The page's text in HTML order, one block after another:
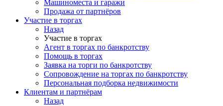
Машиноместа и гаражи
Продажа от партнёров
Участие в торгах
Назад
Участие в торгах
Агент в торгах по банкротству
Помощь в торгах
Заявка на торги по банкротству
Сопровождение на торгах по банкротству
Персональная подборка недвижимости
Клиентам и партнёрам
Назад